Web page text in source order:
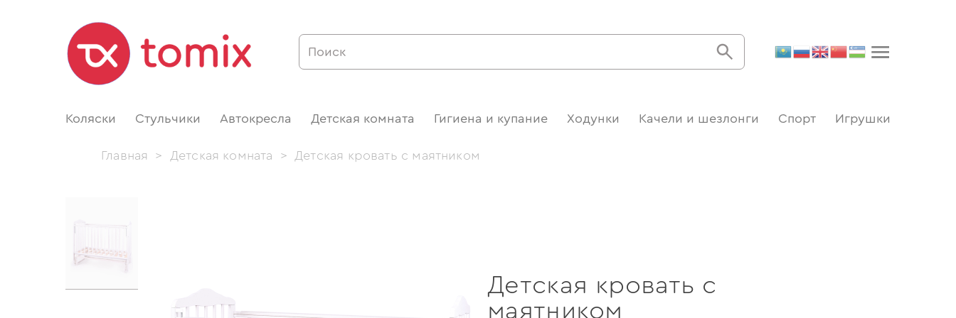
Коляски Стульчики Автокресла Детская комната Гигиена и купание Ходунки Качели и шезлонги Спорт Игрушки
Главная > Детская комната > Детская кровать с маятником
Детская кровать с
маятником